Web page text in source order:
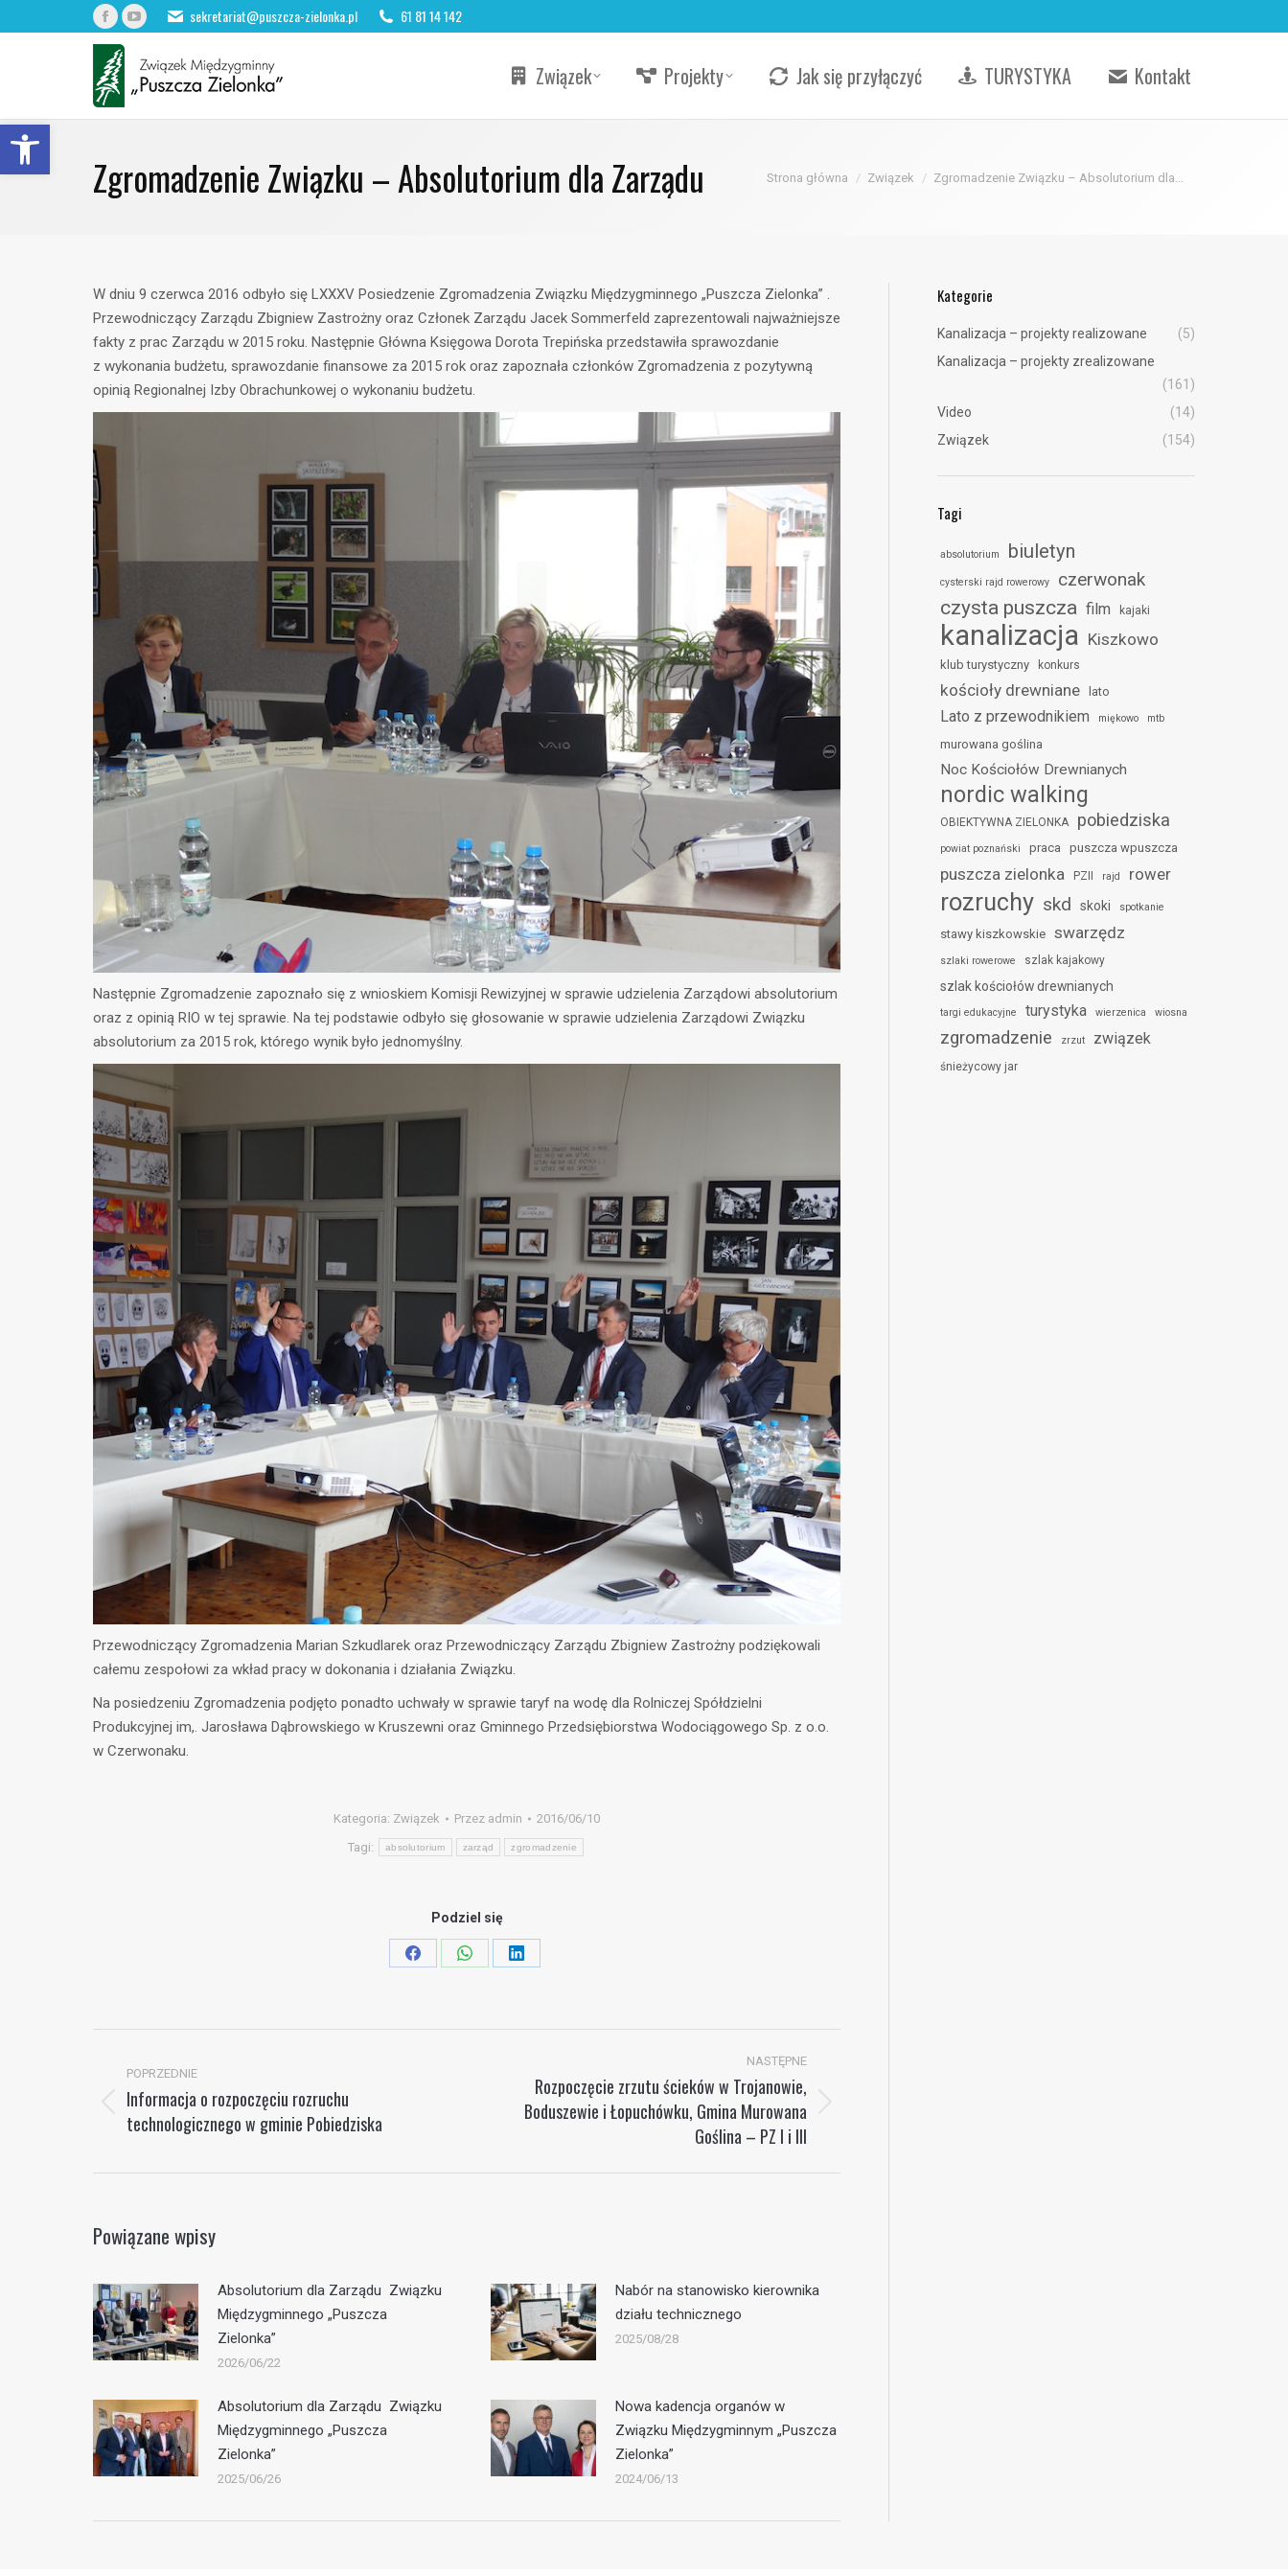
Otwórz pasek narzędzi
Facebook
page
opens
in
YouTube
opens
sekretariat@puszcza-zielonka.pl 61 81 14 142
Związek Projekty Jak się przyłączyć TURYSTYKA Kontakt
Zgromadzenie Związku – Absolutorium dla Zarządu Jesteś tutaj:
Strona główna Związek Zgromadzenie Związku – Absolutorium dla…
W dniu 9 czerwca 2016 odbyło się LXXXV Posiedzenie Zgromadzenia Związku Międzygminnego „Puszcza Zielonka” .
Przewodniczący Zarządu Zbigniew Zastrożny oraz Członek Zarządu Jacek Sommerfeld zaprezentowali najważniejsze
fakty z prac Zarządu w 2015 roku. Następnie Główna Księgowa Dorota Trepińska przedstawiła sprawozdanie
z wykonania budżetu, sprawozdanie finansowe za 2015 rok oraz zapoznała członków Zgromadzenia z pozytywną
opinią Regionalnej Izby Obrachunkowej o wykonaniu budżetu.
Następnie Zgromadzenie zapoznało się z wnioskiem Komisji Rewizyjnej w sprawie udzielenia Zarządowi absolutorium
oraz z opinią RIO w tej sprawie. Na tej podstawie odbyło się głosowanie w sprawie udzielenia Zarządowi Związku
absolutorium za 2015 rok, którego wynik było jednomyślny.
Przewodniczący Zgromadzenia Marian Szkudlarek oraz Przewodniczący Zarządu Zbigniew Zastrożny podziękowali
całemu zespołowi za wkład pracy w dokonania i działania Związku.
Na posiedzeniu Zgromadzenia podjęto ponadto uchwały w sprawie taryf na wodę dla Rolniczej Spółdzielni
Produkcyjnej im,. Jarosława Dąbrowskiego w Kruszewni oraz Gminnego Przedsiębiorstwa Wodociągowego Sp. z o.o.
w Czerwonaku.
Kategoria: Związek Przez admin
2016/06/10
Tagi:
absolutorium zarząd zgromadzenie
Podziel się
Share
Share
Share
wpisów
POPRZEDNIE
Poprzedni
wpis:
Informacja o rozpoczęciu rozruchu
technologicznego w gminie Pobiedziska
NASTĘPNE
Następny
Rozpoczęcie zrzutu ścieków w Trojanowie,
Boduszewie i Łopuchówku, Gmina Murowana
Goślina – PZ I i III
Powiązane wpisy
Absolutorium dla Zarządu Związku
Międzygminnego „Puszcza
Zielonka”
2026/06/22
Nabór na stanowisko kierownika
działu technicznego
2025/08/28
Absolutorium dla Zarządu Związku
Międzygminnego „Puszcza
Zielonka”
2025/06/26
Nowa kadencja organów w
Związku Międzygminnym „Puszcza
Zielonka”
2024/06/13
Kategorie
Kanalizacja – projekty realizowane
(5)
Kanalizacja – projekty zrealizowane
(161)
Video
(14)
Związek
(154)
Tagi
absolutorium biuletyn
cysterski rajd rowerowy czerwonak
czysta puszcza film kajaki
kanalizacja Kiszkowo
klub turystyczny konkurs
kościoły drewniane lato
Lato z przewodnikiem miękowo mtb
murowana goślina
Noc Kościołów Drewnianych
nordic walking
OBIEKTYWNA ZIELONKA pobiedziska
powiat poznański praca puszcza wpuszcza
puszcza zielonka PZII rajd rower
rozruchy skd skoki spotkanie
stawy kiszkowskie swarzędz
szlaki rowerowe szlak kajakowy
szlak kościołów drewnianych
targi edukacyjne turystyka wierzenica wiosna
zgromadzenie zrzut związek
śnieżycowy jar